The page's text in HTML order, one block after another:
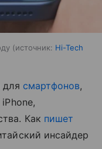
источник: Hi-Tech
для смартфонов,
Как пишет
инсайдер